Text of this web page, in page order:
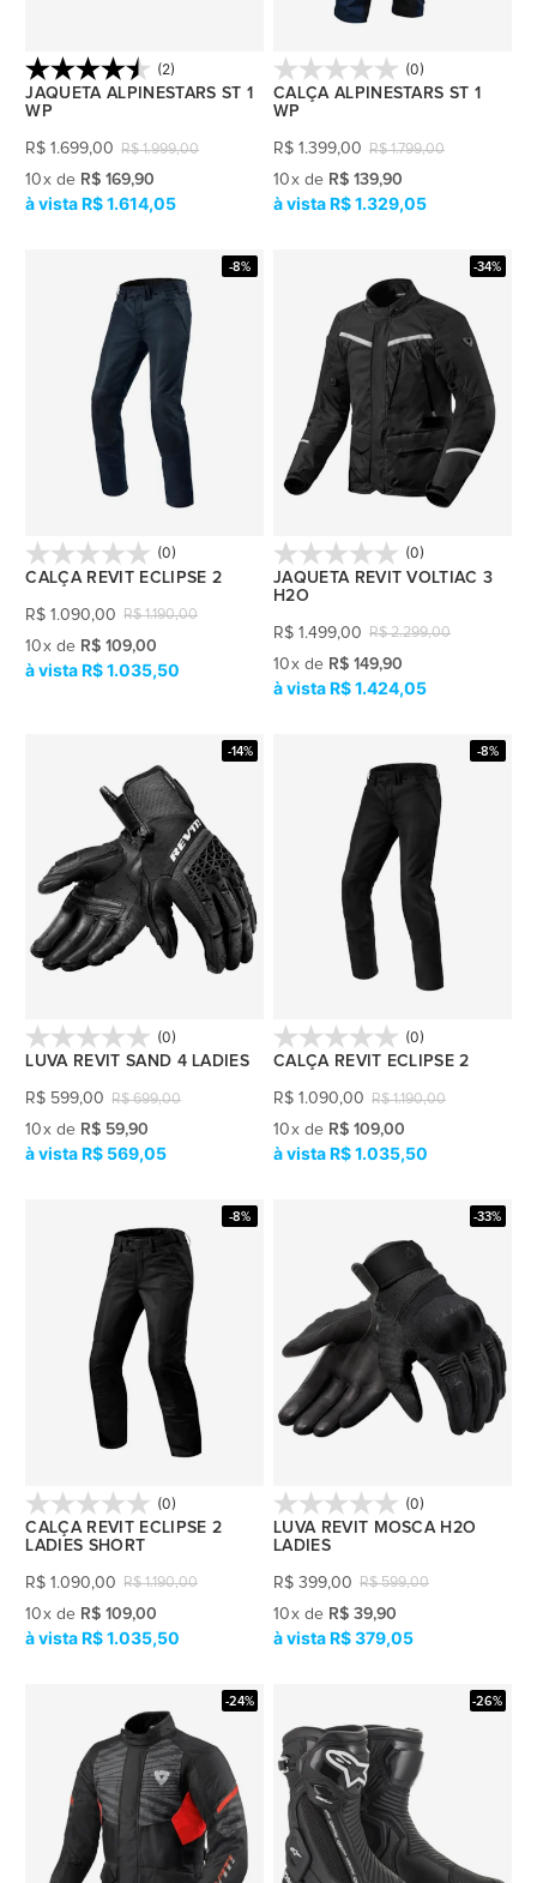
(2)
JAQUETA ALPINESTARS ST 1
WP
R$ 1.999,00
R$ 1.699,00
10x de R$ 169,90
R$ 1.614,05
(0)
CALÇA ALPINESTARS ST 1
WP
R$ 1.799,00
R$ 1.399,00
10x de R$ 139,90
R$ 1.329,05
-8%
(0)
CALÇA REVIT ECLIPSE 2
R$ 1.190,00
R$ 1.090,00
10x de R$ 109,00
R$ 1.035,50
-34%
(0)
JAQUETA REVIT VOLTIAC 3
H2O
R$ 2.299,00
R$ 1.499,00
10x de R$ 149,90
R$ 1.424,05
-14%
(0)
LUVA REVIT SAND 4 LADIES
R$ 699,00
R$ 599,00
10x de R$ 59,90
R$ 569,05
-8%
(0)
CALÇA REVIT ECLIPSE 2
R$ 1.190,00
R$ 1.090,00
10x de R$ 109,00
R$ 1.035,50
-8%
(0)
CALÇA REVIT ECLIPSE 2
LADIES SHORT
R$ 1.190,00
R$ 1.090,00
10x de R$ 109,00
R$ 1.035,50
-33%
(0)
LUVA REVIT MOSCA H2O
LADIES
R$ 599,00
R$ 399,00
10x de R$ 39,90
R$ 379,05
-24% -26%